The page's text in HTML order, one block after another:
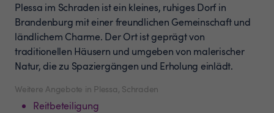
Weitere Angebote in Plessa, Schraden
Reitbeteiligung
Plessa im Schraden ist ein kleines, ruhiges Dorf in
Brandenburg mit einer freundlichen Gemeinschaft und
ländlichem Charme. Der Ort ist geprägt von
traditionellen Häusern und umgeben von malerischer
Natur, die zu Spaziergängen und Erholung einlädt.